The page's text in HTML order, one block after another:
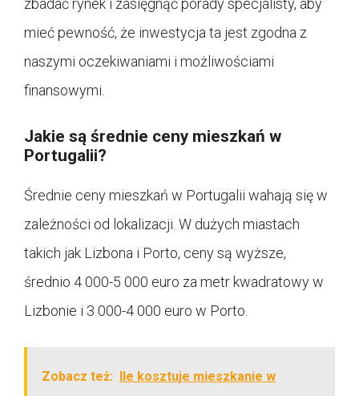
zbadać rynek i zasięgnąć porady specjalisty, aby
mieć pewność, że inwestycja ta jest zgodna z
naszymi oczekiwaniami i możliwościami
finansowymi.
Jakie są średnie ceny mieszkań w
Portugalii?
Średnie ceny mieszkań w Portugalii wahają się w
zależności od lokalizacji. W dużych miastach
takich jak Lizbona i Porto, ceny są wyższe,
średnio 4 000-5 000 euro za metr kwadratowy w
Lizbonie i 3 000-4 000 euro w Porto.
Zobacz też: Ile kosztuje mieszkanie w